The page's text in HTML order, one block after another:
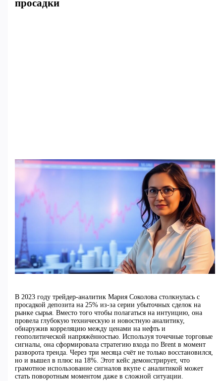
просадки
В 2023 году трейдер-аналитик Мария Соколова столкнулась с
просадкой депозита на 25% из-за серии убыточных сделок на
рынке сырья. Вместо того чтобы полагаться на интуицию, она
провела глубокую техническую и новостную аналитику,
обнаружив корреляцию между ценами на нефть и
геополитической напряжённостью. Используя точечные торговые
сигналы, она сформировала стратегию входа по Brent в момент
разворота тренда. Через три месяца счёт не только восстановился,
но и вышел в плюс на 18%. Этот кейс демонстрирует, что
грамотное использование сигналов вкупе с аналитикой может
стать поворотным моментом даже в сложной ситуации.